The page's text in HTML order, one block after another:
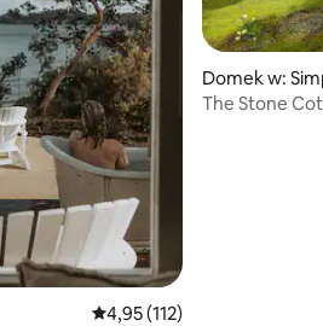
510
Średnia ocena: 4,95 na 5,
4,95 (112)
Domek w:
The Stone